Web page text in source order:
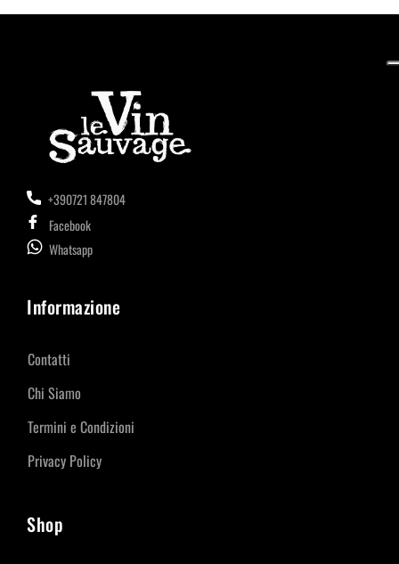
+390721 847804
Facebook
Whatsapp
Informazione
Contatti
Chi Siamo
Termini e Condizioni
Privacy Policy
Shop